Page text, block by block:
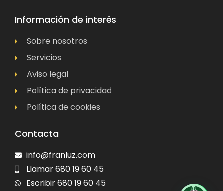
Información de interés
Sobre nosotros
Servicios
Aviso legal
Política de privacidad
Política de cookies
Contacta
info@franluz.com
Llamar 680 19 60 45
Escribir 680 19 60 45